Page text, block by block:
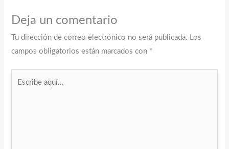
Deja un comentario
Tu dirección de correo electrónico no será publicada. Los
campos obligatorios están marcados con *